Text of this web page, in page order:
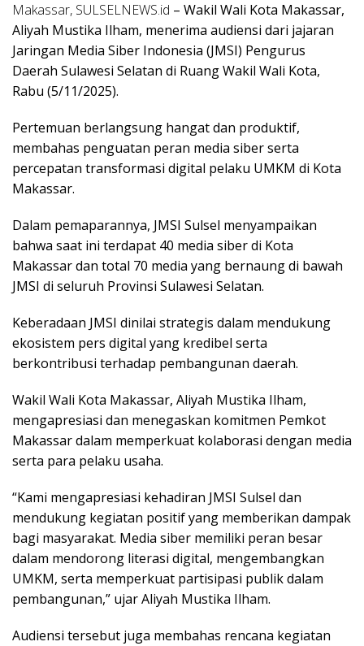
Makassar, SULSELNEWS.id – Wakil Wali Kota Makassar,
Aliyah Mustika Ilham, menerima audiensi dari jajaran
Jaringan Media Siber Indonesia (JMSI) Pengurus
Daerah Sulawesi Selatan di Ruang Wakil Wali Kota,
Rabu (5/11/2025).
Pertemuan berlangsung hangat dan produktif,
membahas penguatan peran media siber serta
percepatan transformasi digital pelaku UMKM di Kota
Makassar.
Dalam pemaparannya, JMSI Sulsel menyampaikan
bahwa saat ini terdapat 40 media siber di Kota
Makassar dan total 70 media yang bernaung di bawah
JMSI di seluruh Provinsi Sulawesi Selatan.
Keberadaan JMSI dinilai strategis dalam mendukung
ekosistem pers digital yang kredibel serta
berkontribusi terhadap pembangunan daerah.
Wakil Wali Kota Makassar, Aliyah Mustika Ilham,
mengapresiasi dan menegaskan komitmen Pemkot
Makassar dalam memperkuat kolaborasi dengan media
serta para pelaku usaha.
“Kami mengapresiasi kehadiran JMSI Sulsel dan
mendukung kegiatan positif yang memberikan dampak
bagi masyarakat. Media siber memiliki peran besar
dalam mendorong literasi digital, mengembangkan
UMKM, serta memperkuat partisipasi publik dalam
pembangunan,” ujar Aliyah Mustika Ilham.
Audiensi tersebut juga membahas rencana kegiatan